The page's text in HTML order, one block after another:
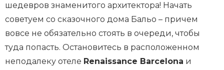
шедевров знаменитого архитектора! Начать
советуем со сказочного дома Бальо – причем
вовсе не обязательно стоять в очереди, чтобы
туда попасть. Остановитесь в расположенном
неподалеку отеле Renaissance Barcelona и